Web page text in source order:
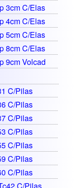
3cm C/elas
4cm C/elas
5cm C/elas
8cm C/elas
9cm Volcad
C/pilas
C/pilas
C/pilas
C/pilas
C/pilas
C/pilas
C/pilas
C/pilas